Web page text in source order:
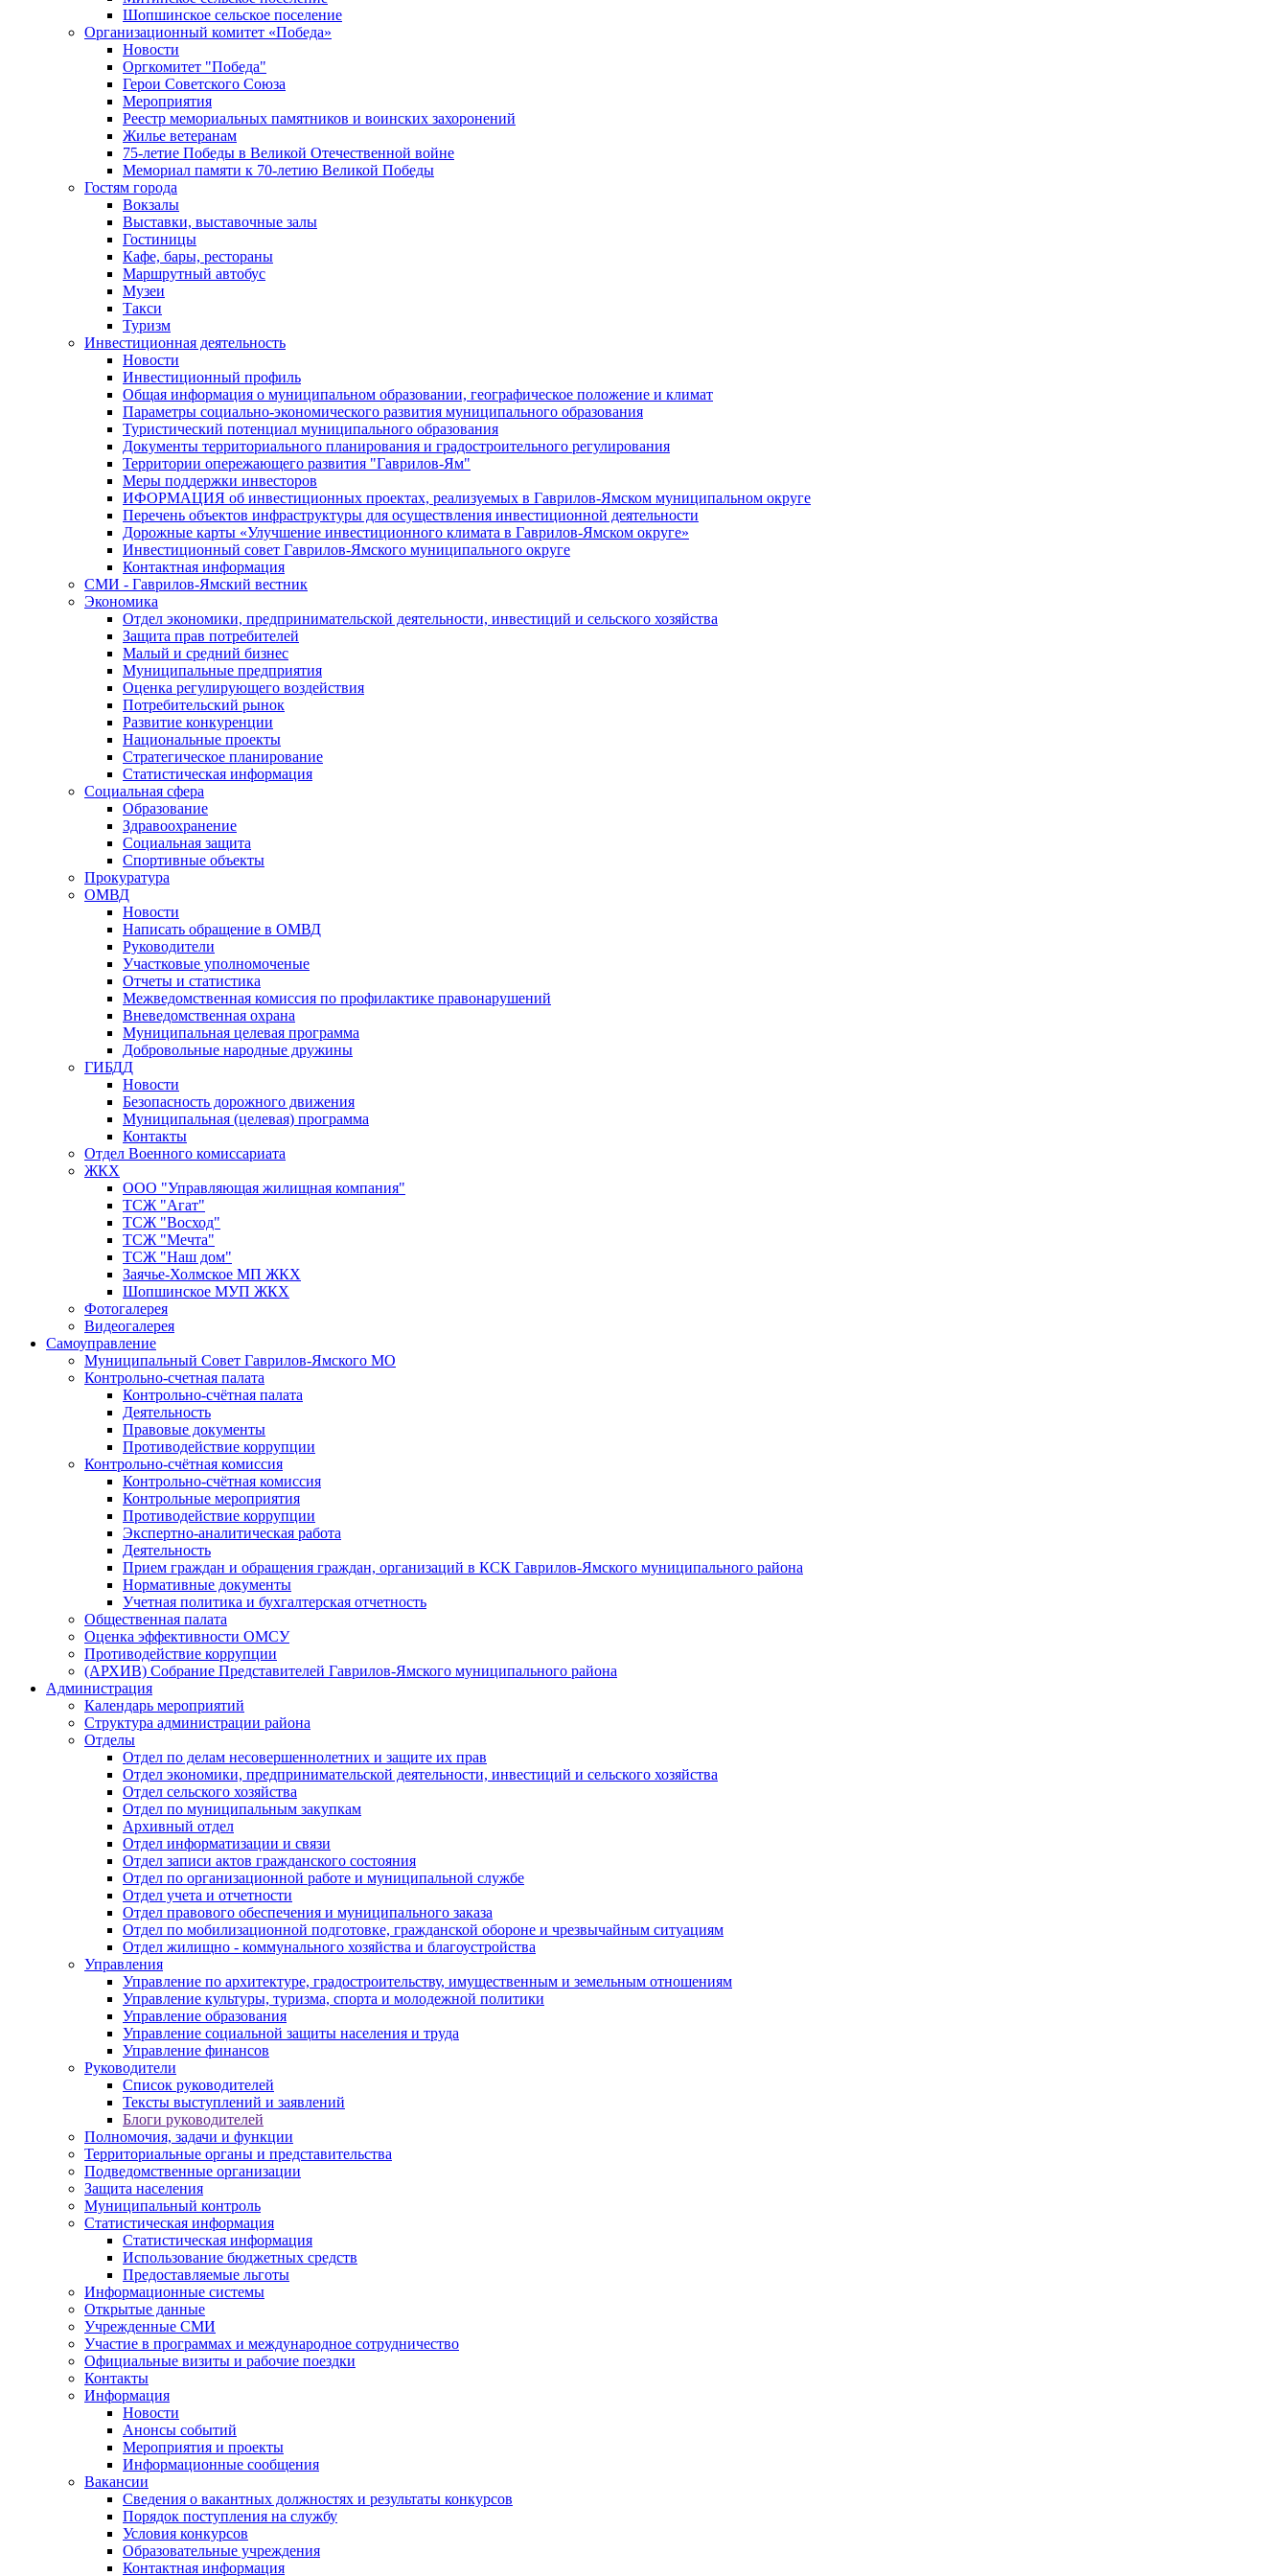
Шопшинское сельское поселение
Организационный комитет «Победа»
Новости
Оргкомитет "Победа"
Герои Советского Союза
Мероприятия
Реестр мемориальных памятников и воинских захоронений
Жилье ветеранам
75-летие Победы в Великой Отечественной войне
Мемориал памяти к 70-летию Великой Победы
Гостям города
Вокзалы
Выставки, выставочные залы
Гостиницы
Кафе, бары, рестораны
Маршрутный автобус
Музеи
Такси
Туризм
Инвестиционная деятельность
Новости
Инвестиционный профиль
Общая информация о муниципальном образовании, географическое положение и климат
Параметры социально-экономического развития муниципального образования
Туристический потенциал муниципального образования
Документы территориального планирования и градостроительного регулирования
Территории опережающего развития "Гаврилов-Ям"
Меры поддержки инвесторов
ИФОРМАЦИЯ об инвестиционных проектах, реализуемых в Гаврилов-Ямском муниципальном округе
Перечень объектов инфраструктуры для осуществления инвестиционной деятельности
Дорожные карты «Улучшение инвестиционного климата в Гаврилов-Ямском округе»
Инвестиционный совет Гаврилов-Ямского муниципального округе
Контактная информация
СМИ - Гаврилов-Ямский вестник
Экономика
Отдел экономики, предпринимательской деятельности, инвестиций и сельского хозяйства
Защита прав потребителей
Малый и средний бизнес
Муниципальные предприятия
Оценка регулирующего воздействия
Потребительский рынок
Развитие конкуренции
Национальные проекты
Стратегическое планирование
Статистическая информация
Социальная сфера
Образование
Здравоохранение
Социальная защита
Спортивные объекты
Прокуратура
ОМВД
Новости
Написать обращение в ОМВД
Руководители
Участковые уполномоченые
Отчеты и статистика
Межведомственная комиссия по профилактике правонарушений
Вневедомственная охрана
Муниципальная целевая программа
Добровольные народные дружины
ГИБДД
Новости
Безопасность дорожного движения
Муниципальная (целевая) программа
Контакты
Отдел Военного комиссариата
ЖКХ
ООО "Управляющая жилищная компания"
ТСЖ "Агат"
ТСЖ "Восход"
ТСЖ "Мечта"
ТСЖ "Наш дом"
Заячье-Холмское МП ЖКХ
Шопшинское МУП ЖКХ
Фотогалерея
Видеогалерея
Самоуправление
Муниципальный Совет Гаврилов-Ямского МО
Контрольно-счетная палата
Контрольно-счётная палата
Деятельность
Правовые документы
Противодействие коррупции
Контрольно-счётная комиссия
Контрольно-счётная комиссия
Контрольные мероприятия
Противодействие коррупции
Экспертно-аналитическая работа
Деятельность
Прием граждан и обращения граждан, организаций в КСК Гаврилов-Ямского муниципального района
Нормативные документы
Учетная политика и бухгалтерская отчетность
Общественная палата
Оценка эффективности ОМСУ
Противодействие коррупции
(АРХИВ) Собрание Представителей Гаврилов-Ямского муниципального района
Администрация
Календарь мероприятий
Структура администрации района
Отделы
Отдел по делам несовершеннолетних и защите их прав
Отдел экономики, предпринимательской деятельности, инвестиций и сельского хозяйства
Отдел сельского хозяйства
Отдел по муниципальным закупкам
Архивный отдел
Отдел информатизации и связи
Отдел записи актов гражданского состояния
Отдел по организационной работе и муниципальной службе
Отдел учета и отчетности
Отдел правового обеспечения и муниципального заказа
Отдел по мобилизационной подготовке, гражданской обороне и чрезвычайным ситуациям
Отдел жилищно - коммунального хозяйства и благоустройства
Управления
Управление по архитектуре, градостроительству, имущественным и земельным отношениям
Управление культуры, туризма, спорта и молодежной политики
Управление образования
Управление социальной защиты населения и труда
Управление финансов
Руководители
Список руководителей
Тексты выступлений и заявлений
Блоги руководителей
Полномочия, задачи и функции
Территориальные органы и представительства
Подведомственные организации
Защита населения
Муниципальный контроль
Статистическая информация
Статистическая информация
Использование бюджетных средств
Предоставляемые льготы
Информационные системы
Открытые данные
Учрежденные СМИ
Участие в программах и международное сотрудничество
Официальные визиты и рабочие поездки
Контакты
Информация
Новости
Анонсы событий
Мероприятия и проекты
Информационные сообщения
Вакансии
Сведения о вакантных должностях и результаты конкурсов
Порядок поступления на службу
Условия конкурсов
Образовательные учреждения
Контактная информация